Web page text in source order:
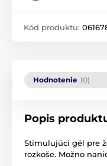
Kód produktu:
Hodnotenie (0)
Popis
Stimulujúci gél pre
rozkoše. Možno